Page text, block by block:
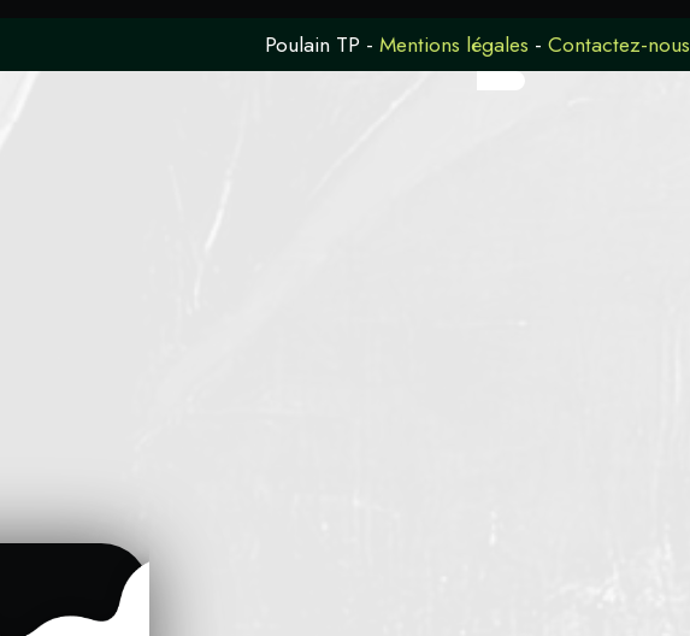
Poulain TP - Mentions légales - Contactez-nous